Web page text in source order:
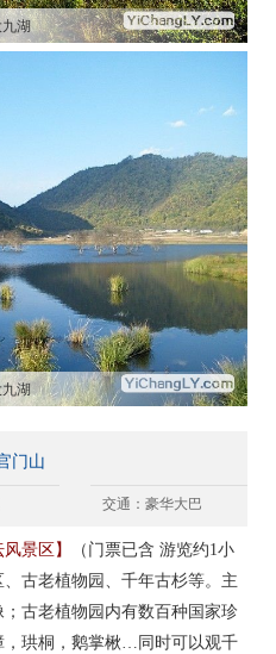
湖
湖
门山
交通：豪华大巴
景区】
（门票已含 游览约1小
古老植物园、千年古杉等。主
古老植物园内有数百种国家珍
，珙桐，鹅掌楸…同时可以观千